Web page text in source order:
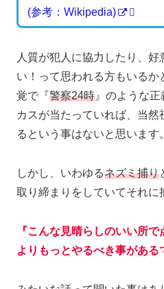
(参考：Wikipedia)
人質が犯人に協力したり、
い！って思われる方もいる
覚で『警察24時 』のような
カスが当たっていれば、当
るという事はないと思います。
しかし、いわゆるネズミ捕り
取り締まりをしていてそれに
『こんな見晴らしのいい所
よりもっとやるべき事がある